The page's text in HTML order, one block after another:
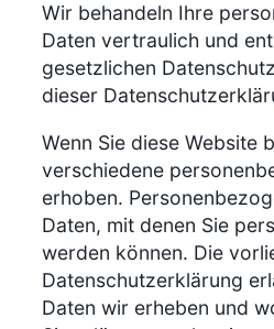
Wir behandeln Ihre
Daten vertraulich und
gesetzlichen
dieser
Wenn Sie diese Website
verschiedene
erhoben.
Daten, mit denen Sie
werden können. Die
Datenschutzerklärung
Daten wir erheben und